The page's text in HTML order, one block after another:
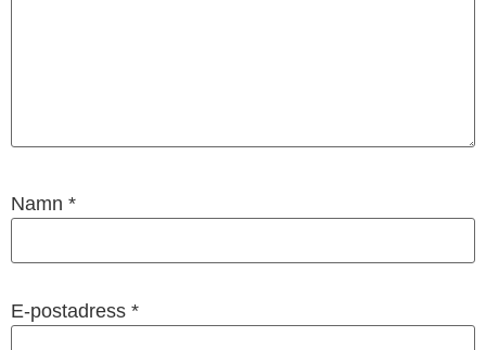
Namn *
E-postadress *